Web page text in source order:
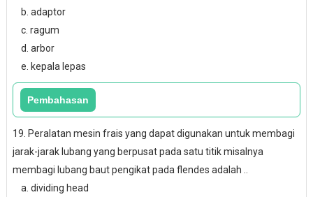
b. adaptor
c. ragum
d. arbor
e. kepala lepas
19. Peralatan mesin frais yang dapat digunakan untuk membagi
jarak-jarak lubang yang berpusat pada satu titik misalnya
membagi lubang baut pengikat pada flendes adalah ..
a. dividing head